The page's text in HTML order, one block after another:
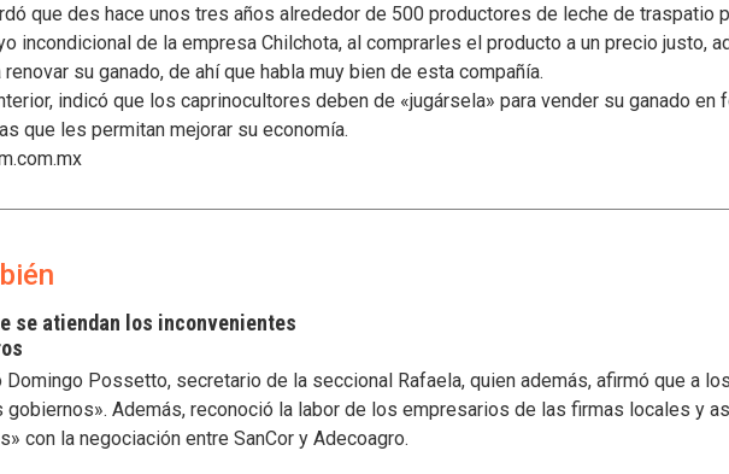
que des hace unos tres años alrededor de 500 productores de leche de traspatio
incondicional de la empresa Chilchota, al comprarles el producto a un precio justo,
renovar su ganado, de ahí que habla muy bien de esta compañía.
indicó que los caprinocultores deben de «jugársela» para vender su ganado en
que les permitan mejorar su economía.
se atiendan los inconvenientes
Possetto, secretario de la seccional Rafaela, quien además, afirmó que a
gobiernos». Además, reconoció la labor de los empresarios de las firmas locales y
con la negociación entre SanCor y Adecoagro.